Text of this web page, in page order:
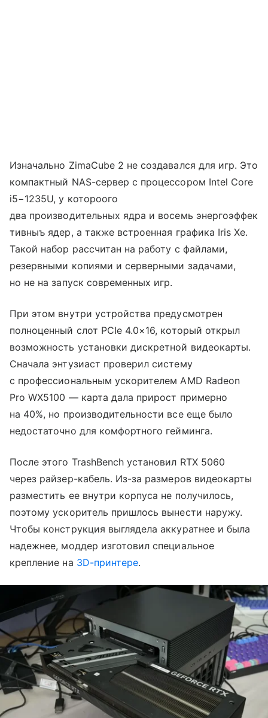
Изначально ZimaCube 2 не создавался для игр. Это
компактный NAS-сервер с процессором Intel Core
i5−1235U, у котороого
два производительных ядра и восемь энергоэффек
тивныъ ядер, а также встроенная графика Iris Xe.
Такой набор рассчитан на работу с файлами,
резервными копиями и серверными задачами,
но не на запуск современных игр.
При этом внутри устройства предусмотрен
полноценный слот PCIe 4.0×16, который открыл
возможность установки дискретной видеокарты.
Сначала энтузиаст проверил систему
с профессиональным ускорителем AMD Radeon
Pro WX5100 — карта дала прирост примерно
на 40%, но производительности все еще было
недостаточно для комфортного гейминга.
После этого TrashBench установил RTX 5060
через райзер-кабель. Из-за размеров видеокарты
разместить ее внутри корпуса не получилось,
поэтому ускоритель пришлось вынести наружу.
Чтобы конструкция выглядела аккуратнее и была
надежнее, моддер изготовил специальное
крепление на 3D-принтере.